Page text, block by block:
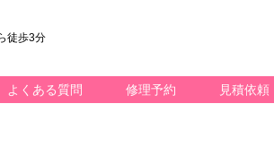
徒歩3分
よくある質問 修理予約 見積依頼